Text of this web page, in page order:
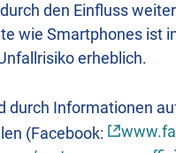
den Einfluss
wie Smartphones ist
erheblich.
durch Informationen
(Facebook: